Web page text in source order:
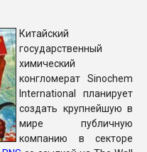
Китайский
государственный
химический
конгломерат Sinochem
International планирует
создать крупнейшую в
мире публичную
компанию в секторе